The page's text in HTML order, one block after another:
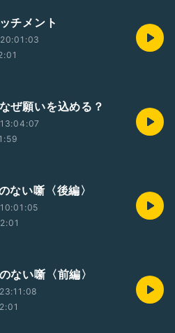
チメント
ぜ願いを込める？
ない噺〈後編〉
ない噺〈前編〉